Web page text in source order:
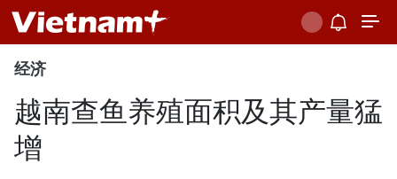
经济
越南查鱼养殖面积及其产量猛
增